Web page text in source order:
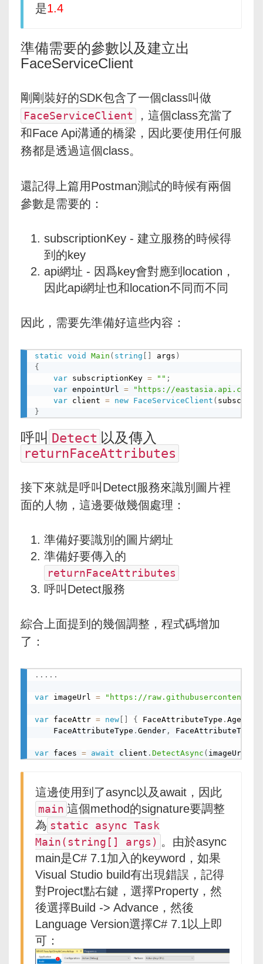
是1.4
準備需要的參數以及建立出
FaceServiceClient
剛剛裝好的SDK包含了一個class叫做
FaceServiceClient
，這個class充當了
和Face Api溝通的橋梁，因此要使用任何服
務都是透過這個class。
還記得上篇用Postman測試的時候有兩個
參數是需要的：
subscriptionKey - 建立服務的時候得
到的key
api網址 - 因爲key會對應到location，
因此api網址也和location不同而不同
因此，需要先準備好這些内容：
static void Main ( string [ ] args )
{
var subscriptionKey = "" ;
var enpointUrl =
"https://
var client = new FaceServiceClient (
}
呼叫 Detect 以及傳入
returnFaceAttributes
接下來就是呼叫Detect服務來識別圖片裡
面的人物，這邊要做幾個處理：
準備好要識別的圖片網址
準備好要傳入的
returnFaceAttributes
呼叫Detect服務
綜合上面提到的幾個調整，程式碼增加
了：
. . . . .
var imageUrl = "https://
var faceAttr = new [ ] { FaceAttributeType . Age
	FaceAttributeType
. Gender , FaceAttributeType
var faces = await client . DetectAsync ( imageUrl
這邊使用到了async以及await，因此
main 這個method的signature要調整
為 static async Task
Main(string[] args) 。由於async
main是C# 7.1加入的keyword，如果
Visual Studio build有出現錯誤，記得
對Project點右鍵，選擇Property，然
後選擇Build -> Advance，然後
Language Version選擇C# 7.1以上即
可：